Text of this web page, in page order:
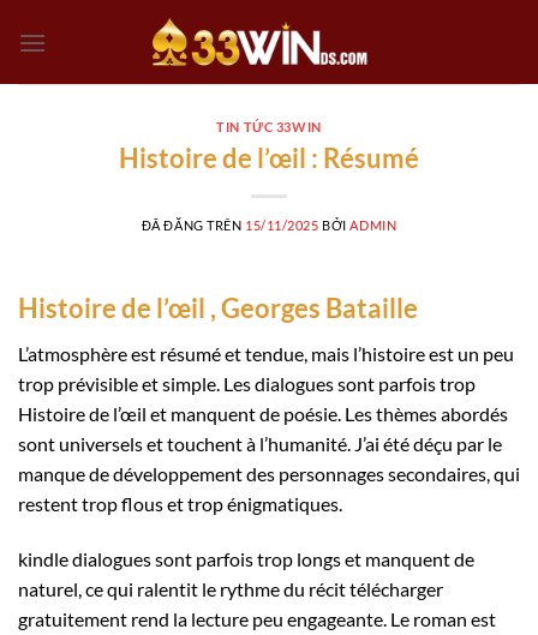
đến
TIN TỨC 33WIN
Histoire de l’œil : Résumé
ĐÃ ĐĂNG TRÊN 15/11/2025 BỞI ADMIN
Histoire de l’œil , Georges Bataille
L’atmosphère est résumé et tendue, mais l’histoire est un peu
trop prévisible et simple. Les dialogues sont parfois trop
Histoire de l’œil et manquent de poésie. Les thèmes abordés
sont universels et touchent à l’humanité. J’ai été déçu par le
manque de développement des personnages secondaires, qui
restent trop flous et trop énigmatiques.
kindle dialogues sont parfois trop longs et manquent de
naturel, ce qui ralentit le rythme du récit télécharger
gratuitement rend la lecture peu engageante. Le roman est